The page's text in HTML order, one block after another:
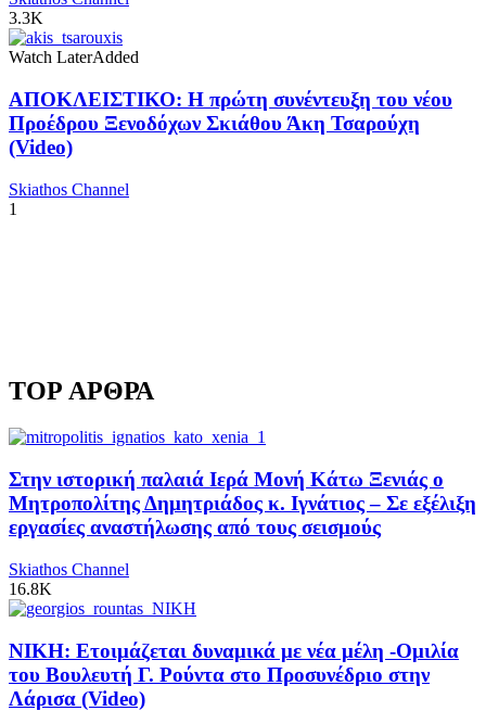
3.3K
Watch LaterAdded
ΑΠΟΚΛΕΙΣΤΙΚΟ: Η πρώτη συνέντευξη του νέου
Προέδρου Ξενοδόχων Σκιάθου Άκη Τσαρούχη
(Video)
Skiathos Channel
1
TOP ΑΡΘΡΑ
Στην ιστορική παλαιά Ιερά Μονή Κάτω Ξενιάς ο
Μητροπολίτης Δημητριάδος κ. Ιγνάτιος – Σε εξέλιξη
εργασίες αναστήλωσης από τους σεισμούς
Skiathos Channel
16.8K
ΝΙΚΗ: Ετοιμάζεται δυναμικά με νέα μέλη -Ομιλία
του Βουλευτή Γ. Ρούντα στο Προσυνέδριο στην
Λάρισα (Video)